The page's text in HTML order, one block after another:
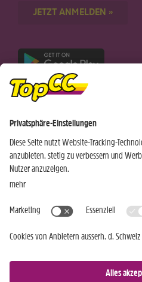
JETZT ANMELDEN »
Nur für Android-Geräte
Wochen Hits
Standorte
Kundenbereich
Aktuelles